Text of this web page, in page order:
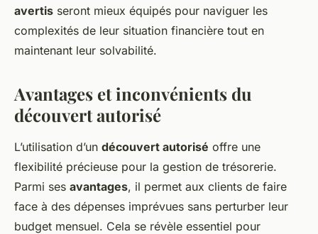
avertis seront mieux équipés pour naviguer les
complexités de leur situation financière tout en
maintenant leur solvabilité.
Avantages et inconvénients du
découvert autorisé
L’utilisation d’un découvert autorisé offre une
flexibilité précieuse pour la gestion de trésorerie.
Parmi ses avantages, il permet aux clients de faire
face à des dépenses imprévues sans perturber leur
budget mensuel. Cela se révèle essentiel pour